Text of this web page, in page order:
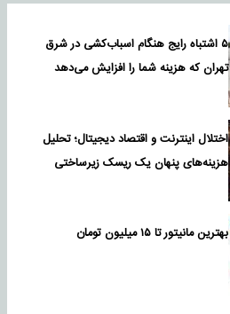
۵ اشتباه رایج هنگام اسباب‌کشی در شرق
تهران که هزینه شما را افزایش می‌دهد
اختلال اینترنت و اقتصاد دیجیتال؛ تحلیل
هزینه‌های پنهان یک ریسک زیرساختی
بهترین مانیتور تا ۱۵ میلیون تومان